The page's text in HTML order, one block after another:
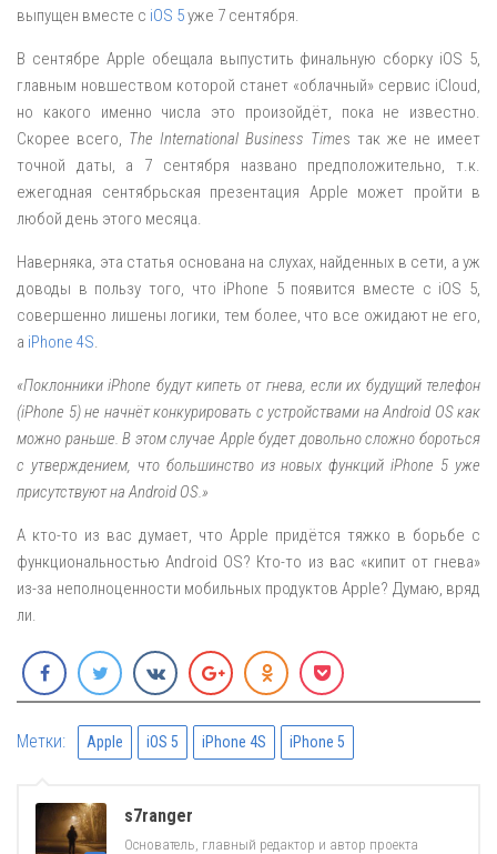
выпущен вместе с iOS 5уже 7 сентября.
В сентябре Apple обещала выпустить финальную сборку iOS 5,
главным новшеством которой станет «облачный» сервис iCloud,
но какого именно числа это произойдёт, пока не известно.
Скорее всего, The International Business Times так же не имеет
точной даты, а 7 сентября названо предположительно, т.к.
ежегодная сентябрьская презентация Apple может пройти в
любой день этого месяца.
Наверняка, эта статья основана на слухах, найденных в сети, а уж
доводы в пользу того, что iPhone 5 появится вместе с iOS 5,
совершенно лишены логики, тем более, что все ожидают не его,
а iPhone 4S
«Поклонники iPhone будут кипеть от гнева, если их будущий телефон
(iPhone 5) не начнёт конкурировать с устройствами на Android OS как
можно раньше. В этом случае Apple будет довольно сложно бороться
с утверждением, что большинство из новых функций iPhone 5 уже
присутствуют на Android OS.»
А кто-то из вас думает, что Apple придётся тяжко в борьбе с
функциональностью Android OS? Кто-то из вас «кипит от гнева»
из-за неполноценности мобильных продуктов Apple? Думаю, вряд
ли.
Метки: Apple iOS 5 iPhone 4S iPhone 5
s7ranger
Основатель, главный редактор и автор проекта